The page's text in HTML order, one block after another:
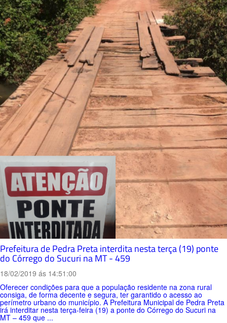
Prefeitura de Pedra Preta interdita nesta terça (19) ponte
do Córrego do Sucuri na MT - 459
18/02/2019 ás 14:51:00
Oferecer condições para que a população residente na zona rural
consiga, de forma decente e segura, ter garantido o acesso ao
perímetro urbano do município. A Prefeitura Municipal de Pedra Preta
irá interditar nesta terça-feira (19) a ponte do Córrego do Sucuri na
MT – 459 que ...